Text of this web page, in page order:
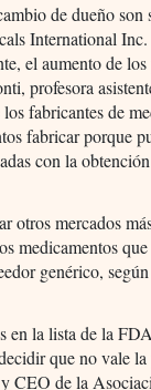
de dueño son
International
el aumento de
profesora
fabricantes de
fabricar porque
con la
otros mercados
medicamentos
genérico,
la lista de la
que no vale
CEO de la